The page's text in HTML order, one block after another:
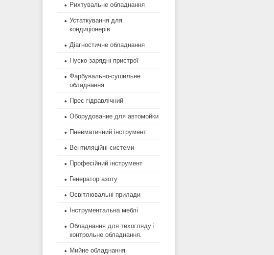
Рихтувальне обладнання
Устаткування для
кондиціонерів
Діагностичне обладнання
Пуско-зарядні пристрої
Фарбувально-сушильне
обладнання
Прес гідравлічний
Оборудование для автомойки
Пневматичний інструмент
Вентиляційні системи
Професійний інструмент
Генератор азоту
Освітлювальні прилади
Інструментальна меблі
Обладнання для техогляду і
контрольне обладнання.
Мийне обладнання